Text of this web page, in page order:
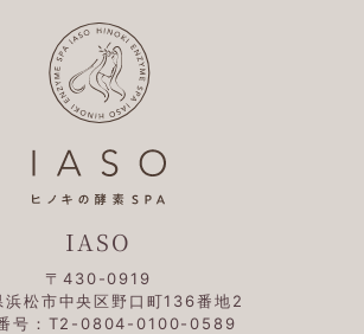
IASO
〒430-0919
浜松市中央区野口町136番地2
号：T2-0804-0100-0589